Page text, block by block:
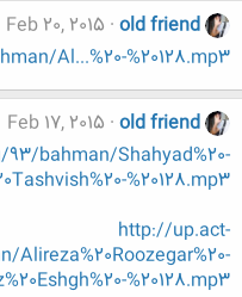
old friend
Feb 20, 2015
Al...%20-%20128.mp3
old friend
Feb 17, 2015
bahman/Shahyad%20-
%20128.mp3
http://up.act-
%20128.mp3